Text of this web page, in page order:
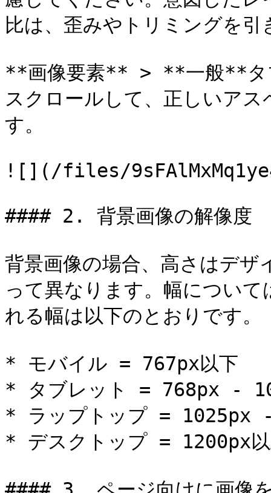
比は、歪みやトリミングを
**画像要素** > **一般**タ
スクロールして、正しいア
す。
![](/files/
#### 2. 背景画像の解像度
背景画像の場合、高さはデ
って異なります。幅につい
れる幅は以下のとおりです。
* モバイル = 767px以下
* タブレット = 768px -
* ラップトップ = 1025px
* デスクトップ = 1200px